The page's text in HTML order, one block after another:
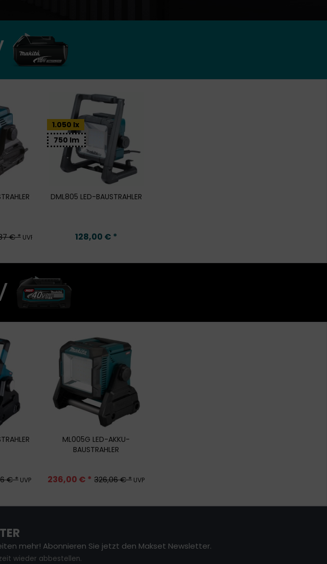
€ *UVP
1.050 lx
750 lm
DML805 LED-BAUSTRAHLER
128,00 € *
€ *UVP
ML005G LED-AKKU-
BAUSTRAHLER
236,00 € * 326,06 € * UVP
mehr! Abonnieren Sie jetzt den Makset Newsletter.
wieder abbestellen.